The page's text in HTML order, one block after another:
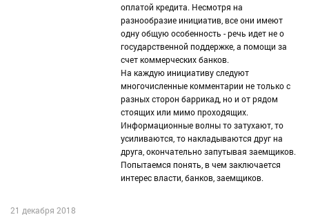
оплатой кредита. Несмотря на
разнообразие инициатив, все они имеют
одну общую особенность - речь идет не о
государственной поддержке, а помощи за
счет коммерческих банков.
На каждую инициативу следуют
многочисленные комментарии не только с
разных сторон баррикад, но и от рядом
стоящих или мимо проходящих.
Информационные волны то затухают, то
усиливаются, то накладываются друг на
друга, окончательно запутывая заемщиков.
Попытаемся понять, в чем заключается
интерес власти, банков, заемщиков.
21 декабря 2018